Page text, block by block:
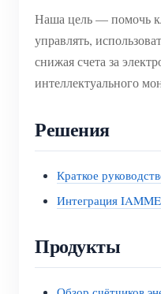
Наша цель — помочь
управлять,
снижая счета за
интеллектуального
Решения
Краткое
Интеграция
Продукты